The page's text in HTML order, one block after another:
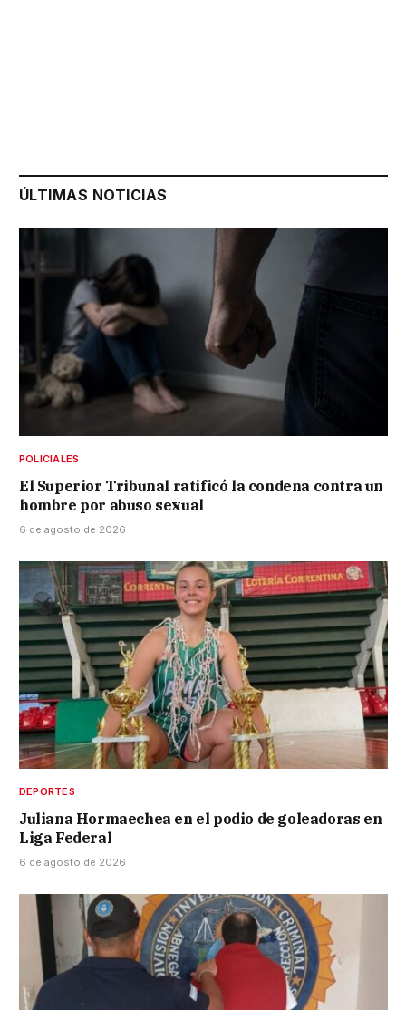
ÚLTIMAS NOTICIAS
POLICIALES
El Superior Tribunal ratificó la condena contra un
hombre por abuso sexual
6 de agosto de 2026
DEPORTES
Juliana Hormaechea en el podio de goleadoras en
Liga Federal
6 de agosto de 2026